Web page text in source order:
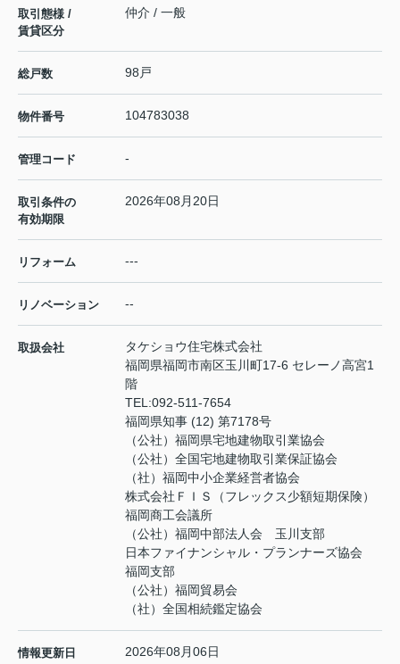
取引態様 /
賃貸区分
仲介 / 一般
総戸数 98戸
物件番号 104783038
管理コード -
取引条件の
有効期限
2026年08月20日
リフォーム ---
リノベーション --
取扱会社
タケショウ住宅株式会社
福岡県福岡市南区玉川町17-6 セレーノ高宮1
階
TEL:092-511-7654
福岡県知事 (12) 第7178号
（公社）福岡県宅地建物取引業協会
（公社）全国宅地建物取引業保証協会
（社）福岡中小企業経営者協会
株式会社ＦＩＳ（フレックス少額短期保険）
福岡商工会議所
（公社）福岡中部法人会 玉川支部
日本ファイナンシャル・プランナーズ協会
福岡支部
（公社）福岡貿易会
（社）全国相続鑑定協会
情報更新日 2026年08月06日